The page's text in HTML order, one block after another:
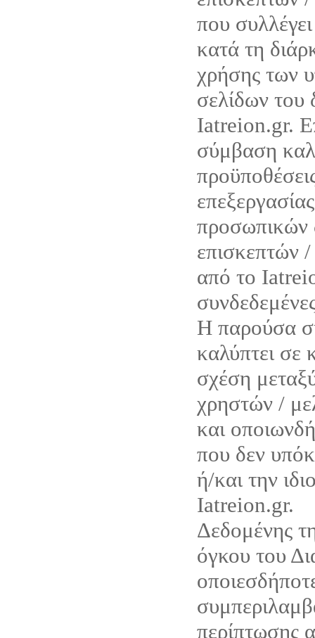
που
κατά τη
χρήσης των
σελίδων του
Iatreion.gr.
σύμβαση
προσωπικών
επισκεπτών
από το
Η παρούσα
καλύπτει σε
σχέση
χρηστών /
και
που δεν
ή/και την
Iatreion.gr.
Δεδομένης
όγκου του
περίπτωσης